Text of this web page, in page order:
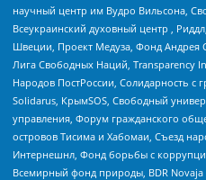
научный центр им Вудро Вильсона,
Всеукраинский духовный центр ,
Швеции, Проект Медуза, Фонд Андрея
Лига Свободных Наций, Transparеncy
Народов ПостРоссии, Солидарность с
Solidarus, КрымSOS, Свободный
управления, Форум гражданского
островов Тисима и Хабомаи, Съезд
Интернешнл, Фонд борьбы с
Всемирный фонд природы, BDR Novaja